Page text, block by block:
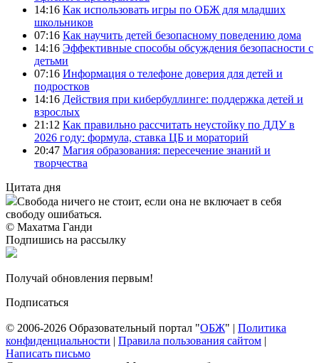
14:16 Как использовать игры по ОБЖ для младших
школьников
07:16 Как научить детей безопасному поведению дома
14:16 Эффективные способы обсуждения безопасности с
детьми
07:16 Информация о телефоне доверия для детей и
подростков
14:16 Действия при кибербуллинге: поддержка детей и
взрослых
21:12 Как правильно рассчитать неустойку по ДДУ в
2026 году: формула, ставка ЦБ и мораторий
20:47 Магия образования: пересечение знаний и
творчества
Цитата дня
Свобода ничего не стоит, если она не включает в себя
свободу ошибаться.
© Махатма Ганди
Подпишись на рассылку
Получай обновления первым!
Подписаться
© 2006-2026 Образовательный портал "ОБЖ" | Политика
конфиденциальности | Правила пользования сайтом |
Написать письмо